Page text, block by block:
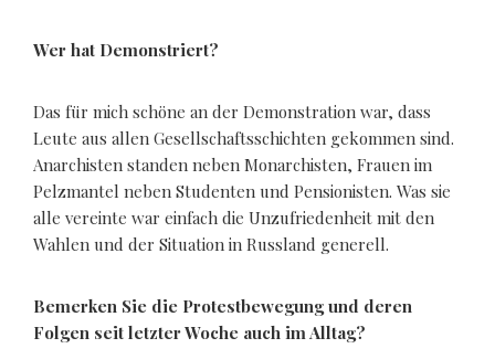
Wer hat Demonstriert?
Das für mich schöne an der Demonstration war, dass
Leute aus allen Gesellschaftsschichten gekommen sind.
Anarchisten standen neben Monarchisten, Frauen im
Pelzmantel neben Studenten und Pensionisten. Was sie
alle vereinte war einfach die Unzufriedenheit mit den
Wahlen und der Situation in Russland generell.
Bemerken Sie die Protestbewegung und deren
Folgen seit letzter Woche auch im Alltag?